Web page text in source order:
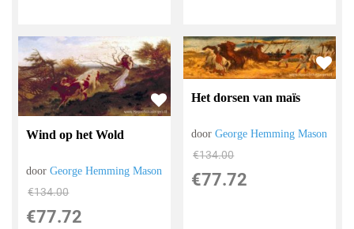
Wind op het Wold
doorGeorge Hemming Mason
€134.00
€77.72
Het dorsen van maïs
doorGeorge Hemming Mason
€134.00
€77.72